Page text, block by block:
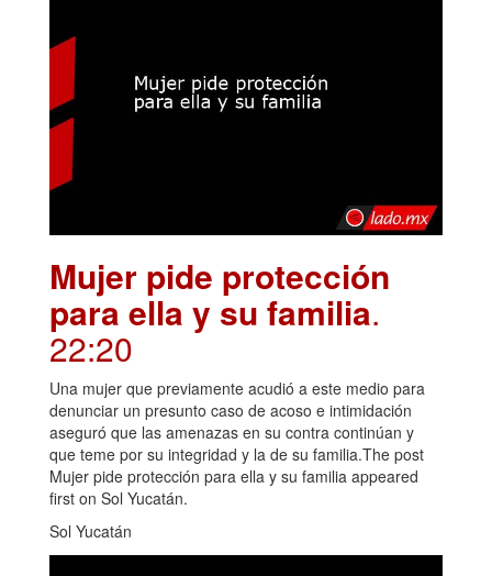
Mujer pide protección
para ella y su familia.
22:20
Una mujer que previamente acudió a este medio para
denunciar un presunto caso de acoso e intimidación
aseguró que las amenazas en su contra continúan y
que teme por su integridad y la de su familia.The post
Mujer pide protección para ella y su familia appeared
first on Sol Yucatán.
Sol Yucatán